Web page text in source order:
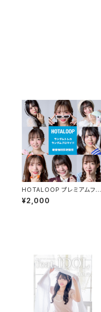
HOTALOOP プレミアムフォ
トグッズ 新春特別限定販売
¥2,000